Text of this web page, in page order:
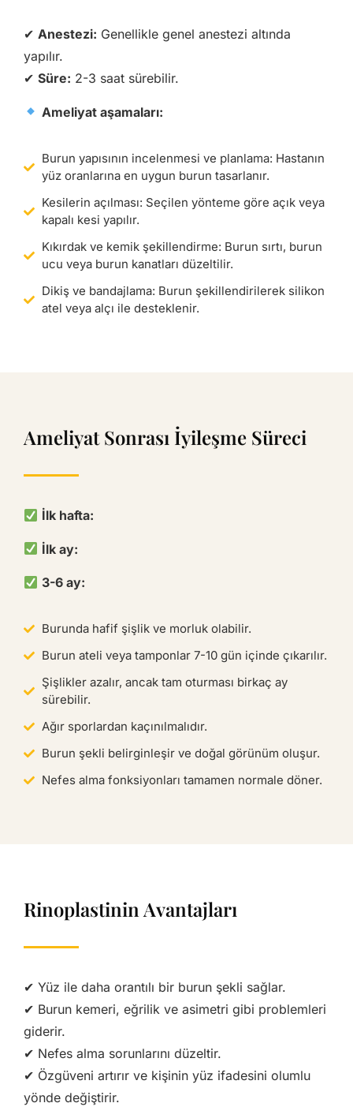
✔ Anestezi: Genellikle genel anestezi altında
yapılır.
✔ Süre: 2-3 saat sürebilir.
Ameliyat aşamaları:
Burun yapısının incelenmesi ve planlama: Hastanın
yüz oranlarına en uygun burun tasarlanır.
Kesilerin açılması: Seçilen yönteme göre açık veya
kapalı kesi yapılır.
Kıkırdak ve kemik şekillendirme: Burun sırtı, burun
ucu veya burun kanatları düzeltilir.
Dikiş ve bandajlama: Burun şekillendirilerek silikon
atel veya alçı ile desteklenir.
Ameliyat Sonrası İyileşme Süreci
İlk hafta:
İlk ay:
3-6 ay:
Burunda hafif şişlik ve morluk olabilir.
Burun ateli veya tamponlar 7-10 gün içinde çıkarılır.
Şişlikler azalır, ancak tam oturması birkaç ay
sürebilir.
Ağır sporlardan kaçınılmalıdır.
Burun şekli belirginleşir ve doğal görünüm oluşur.
Nefes alma fonksiyonları tamamen normale döner.
Rinoplastinin Avantajları
✔ Yüz ile daha orantılı bir burun şekli sağlar.
✔ Burun kemeri, eğrilik ve asimetri gibi problemleri
giderir.
✔ Nefes alma sorunlarını düzeltir.
✔ Özgüveni artırır ve kişinin yüz ifadesini olumlu
yönde değiştirir.